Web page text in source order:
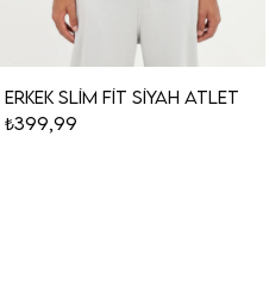
Erkek Slim Fit Siyah Atlet
₺399,99